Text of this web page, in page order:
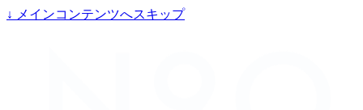
↓ メインコンテンツへスキップ